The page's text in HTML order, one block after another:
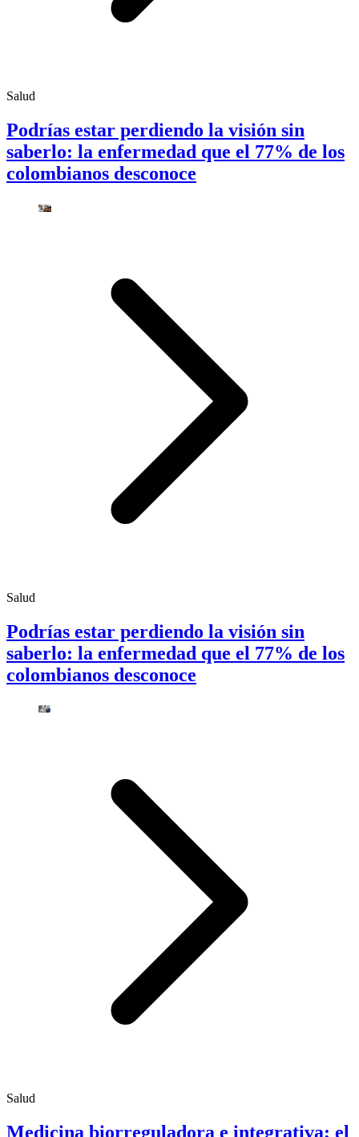
Salud
Podrías estar perdiendo la visión sin
saberlo: la enfermedad que el 77% de los
colombianos desconoce
Salud
Podrías estar perdiendo la visión sin
saberlo: la enfermedad que el 77% de los
colombianos desconoce
Salud
Medicina biorreguladora e integrativa; el